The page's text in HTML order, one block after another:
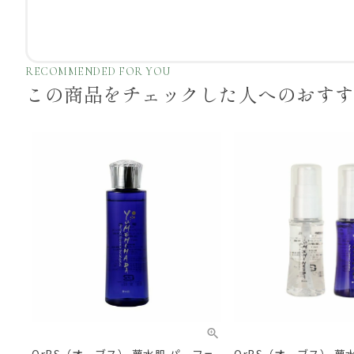
RECOMMENDED FOR YOU
この商品をチェックした 人へのおす